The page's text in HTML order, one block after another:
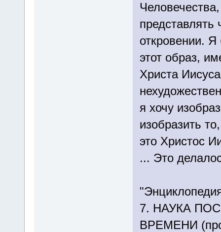
представлять
откровении. Я
этот образ,
Христа
я хочу
изобразить
это Христос
... Это
7. НАУКА
ВРЕМЕНИ